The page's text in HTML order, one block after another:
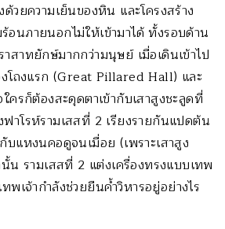
วยความเย็นของหิน และโครงสร้าง
นภายนอกไม่ให้เข้ามาได้ ทั้งรอบด้าน
สาทยักษ์มากกว่ามนุษย์ เมื่อเดินเข้าไป
งโถงแรก (Great Pillared Hall) และ
ครก็ต้องสะดุดตาเข้ากับเสาสูงชะลูดที่
าโรห์รามเสสที่ 2 เรียงรายกันแปดต้น
แหงนคอดูจนเมื่อย (เพราะเสาสูง
น รามเสสที่ 2 แต่งเครื่องทรงแบบเทพ
พเจ้ากำลังช่วยยืนค้ำวิหารอยู่อย่างไร